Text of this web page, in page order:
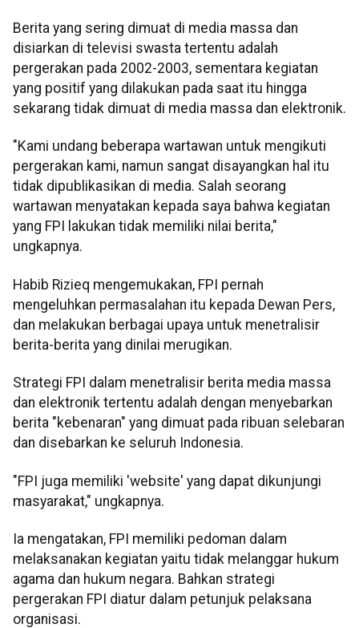
Berita yang sering dimuat di media massa dan
disiarkan di televisi swasta tertentu adalah
pergerakan pada 2002-2003, sementara kegiatan
yang positif yang dilakukan pada saat itu hingga
sekarang tidak dimuat di media massa dan elektronik.
"Kami undang beberapa wartawan untuk mengikuti
pergerakan kami, namun sangat disayangkan hal itu
tidak dipublikasikan di media. Salah seorang
wartawan menyatakan kepada saya bahwa kegiatan
yang FPI lakukan tidak memiliki nilai berita,"
ungkapnya.
Habib Rizieq mengemukakan, FPI pernah
mengeluhkan permasalahan itu kepada Dewan Pers,
dan melakukan berbagai upaya untuk menetralisir
berita-berita yang dinilai merugikan.
Strategi FPI dalam menetralisir berita media massa
dan elektronik tertentu adalah dengan menyebarkan
berita "kebenaran" yang dimuat pada ribuan selebaran
dan disebarkan ke seluruh Indonesia.
"FPI juga memiliki 'website' yang dapat dikunjungi
masyarakat," ungkapnya.
Ia mengatakan, FPI memiliki pedoman dalam
melaksanakan kegiatan yaitu tidak melanggar hukum
agama dan hukum negara. Bahkan strategi
pergerakan FPI diatur dalam petunjuk pelaksana
organisasi.